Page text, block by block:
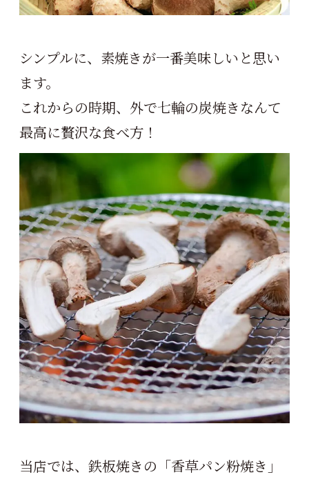
シンプルに、素焼きが一番美味しいと思い
ます。
これからの時期、外で七輪の炭焼きなんて
最高に贅沢な食べ方！
当店では、鉄板焼きの「香草パン粉焼き」